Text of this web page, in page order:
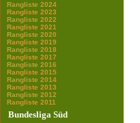
Rangliste 2024
Rangliste 2023
Rangliste 2022
Rangliste 2021
Rangliste 2020
Rangliste 2019
Rangliste 2018
Rangliste 2017
Rangliste 2016
Rangliste 2015
Rangliste 2014
Rangliste 2013
Rangliste 2012
Rangliste 2011
Bundesliga Süd